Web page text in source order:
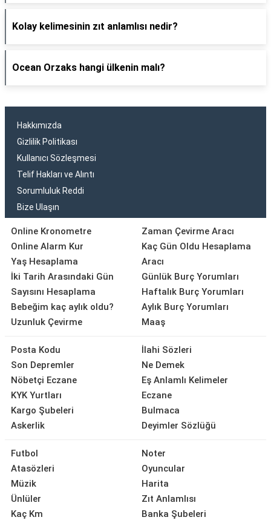
Kolay kelimesinin zıt anlamlısı nedir?
Ocean Orzaks hangi ülkenin malı?
Hakkımızda
Gizlilik Politikası
Kullanıcı Sözleşmesi
Telif Hakları ve Alıntı
Sorumluluk Reddi
Bize Ulaşın
Online Kronometre
Online Alarm Kur
Yaş Hesaplama
İki Tarih Arasındaki Gün
Sayısını Hesaplama
Bebeğim kaç aylık oldu?
Uzunluk Çevirme
Zaman Çevirme Aracı
Kaç Gün Oldu Hesaplama
Aracı
Günlük Burç Yorumları
Haftalık Burç Yorumları
Aylık Burç Yorumları
Maaş
Posta Kodu
Son Depremler
Nöbetçi Eczane
KYK Yurtları
Kargo Şubeleri
Askerlik
İlahi Sözleri
Ne Demek
Eş Anlamlı Kelimeler
Eczane
Bulmaca
Deyimler Sözlüğü
Futbol
Atasözleri
Müzik
Ünlüler
Kaç Km
Noter
Oyuncular
Harita
Zıt Anlamlısı
Banka Şubeleri